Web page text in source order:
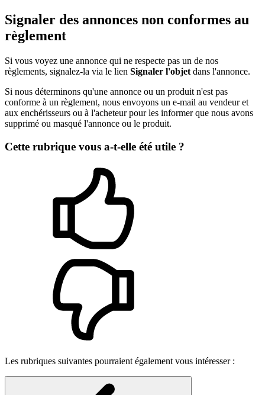
Signaler des annonces non conformes au
règlement
Si vous voyez une annonce qui ne respecte pas un de nos
règlements, signalez-la via le lien Signaler l'objet dans l'annonce.
Si nous déterminons qu'une annonce ou un produit n'est pas
conforme à un règlement, nous envoyons un e-mail au vendeur et
aux enchérisseurs ou à l'acheteur pour les informer que nous avons
supprimé ou masqué l'annonce ou le produit.
Cette rubrique vous a-t-elle été utile ?
Les rubriques suivantes pourraient également vous intéresser :